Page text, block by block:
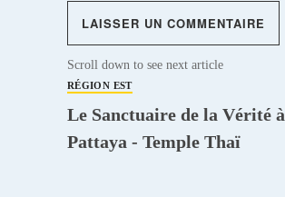
Scroll down to see next article
RÉGION EST
Le Sanctuaire de la Vérité à
Pattaya - Temple Thaï